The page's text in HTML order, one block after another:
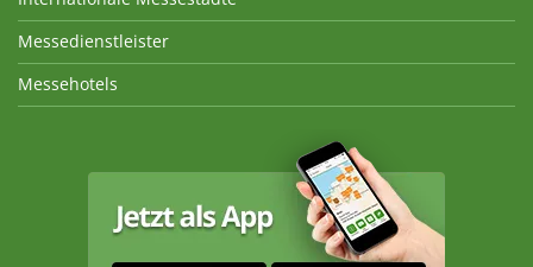
Messedienstleister
Messehotels